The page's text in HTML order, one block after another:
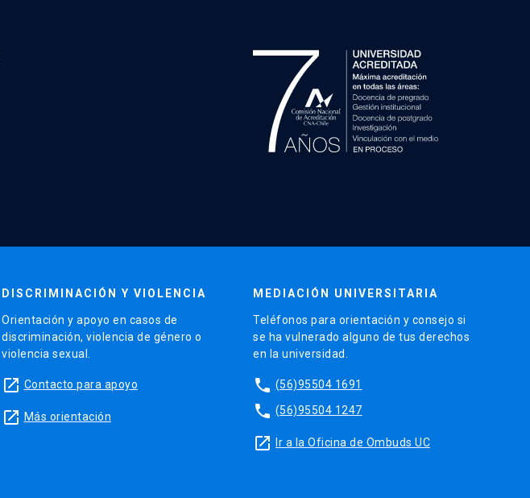
DISCRIMINACIÓN Y VIOLENCIA
Orientación y apoyo en casos de
discriminación, violencia de género o
violencia sexual.
launch Contacto para apoyo
launch Más orientación
MEDIACIÓN UNIVERSITARIA
Teléfonos para orientación y consejo si
se ha vulnerado alguno de tus derechos
en la universidad.
phone (56)95504 1691
phone (56)95504 1247
launch Ir a la Oficina de Ombuds UC